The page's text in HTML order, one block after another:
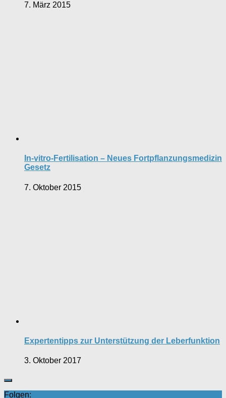
7. März 2015
In-vitro-Fertilisation – Neues Fortpflanzungsmedizin
Gesetz
7. Oktober 2015
Expertentipps zur Unterstützung der Leberfunktion
3. Oktober 2017
Folgen: